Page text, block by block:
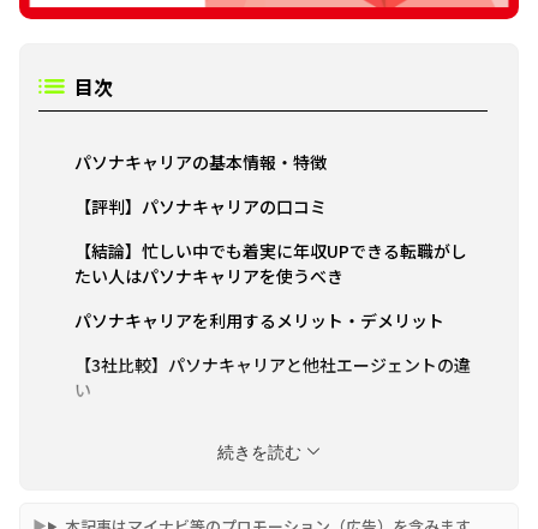
目次
パソナキャリアの基本情報・特徴
【評判】パソナキャリアの口コミ
【結論】忙しい中でも着実に年収UPできる転職がし
たい人はパソナキャリアを使うべき
パソナキャリアを利用するメリット・デメリット
【3社比較】パソナキャリアと他社エージェントの違
い
パソナキャリアに関してよくあるQ&A
続きを読む